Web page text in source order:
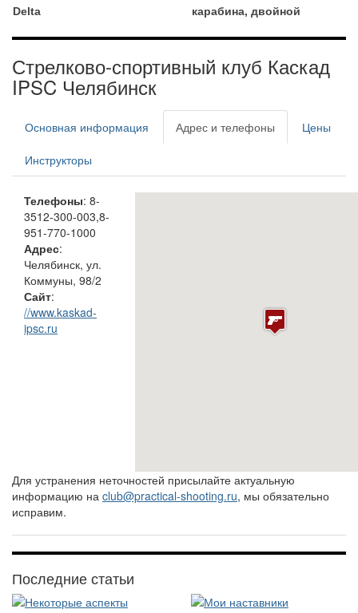
Delta
карабина, двойной
Стрелково-спортивный клуб Каскад
IPSC Челябинск
Основная информация Адрес и телефоны Цены
Инструкторы
Телефоны: 8-
3512-300-003,8-
951-770-1000
Адрес:
Челябинск, ул.
Коммуны, 98/2
Сайт:
//www.kaskad-
ipsc.ru
Для устранения неточностей присылайте актуальную
информацию на club@practical-shooting.ru, мы обязательно
исправим.
Последние статьи